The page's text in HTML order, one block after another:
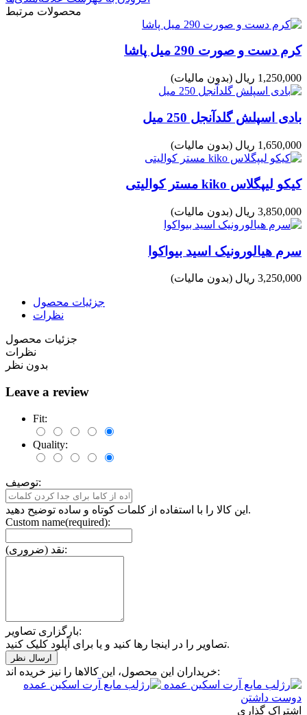
محصولات مرتبط
کرم دست و صورت 290 میل پاشا
1,250,000 ریال (بدون مالیات)
بادی اسپلش گلدآنجل 250 میل
1,650,000 ریال (بدون مالیات)
کیکو لیپگلاس kiko مستر کوالیتی
3,850,000 ریال (بدون مالیات)
سرم هیالورونیک اسید بیواکوا
3,250,000 ریال (بدون مالیات)
جزئیات محصول
نظرات
جزئیات محصول
نظرات
بدون نظر
Leave a review
Fit:
Quality:
توصیف:
این کالا را با استفاده از کلمات کوتاه و ساده توضیح دهید.
Custom name(required):
نقد (ضروری):
بارگزاری تصاویر:
تصاویر را در اینجا رها کنید و یا برای آپلود کلیک کنید.
خریداران این محصول، این کالاها را نیز خریده اند:
دوست داشتن
اشتراک گذاری